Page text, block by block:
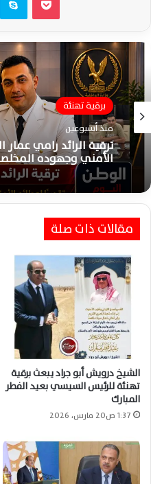
برقية تهنئة
منذ أسبوعين
ترقية الرائد رامي عمار
الأمني وجهوده
مقالات ذات صلة
الشيخ درويش أبو جراد يبعث برقية
تهنئة للرئيس السيسي بعيد الفطر
المبارك
1:37 ص20 مارس، 2026